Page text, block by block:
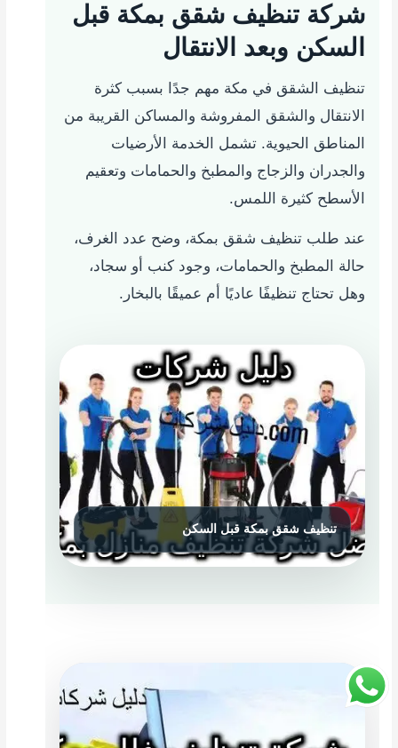
شركة تنظيف شقق بمكة قبل
السكن وبعد الانتقال
تنظيف الشقق في مكة مهم جدًا بسبب كثرة
الانتقال والشقق المفروشة والمساكن القريبة من
المناطق الحيوية. تشمل الخدمة الأرضيات
والجدران والزجاج والمطبخ والحمامات وتعقيم
الأسطح كثيرة اللمس.
عند طلب تنظيف شقق بمكة، وضح عدد الغرف،
حالة المطبخ والحمامات، وجود كنب أو سجاد،
وهل تحتاج تنظيفًا عاديًا أم عميقًا بالبخار.